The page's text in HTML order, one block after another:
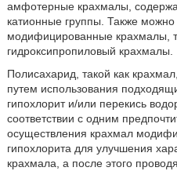
амфотерные крахмалы,
катионные группы. Также можно
модифицированные крахмалы,
гидроксипропиловый крахмалы.
Полисахарид, такой как
путем использования
гипохлорит и/или перекись
соответствии с одним
осуществления крахмал
гипохлорита для улучшения
крахмала, а после этого